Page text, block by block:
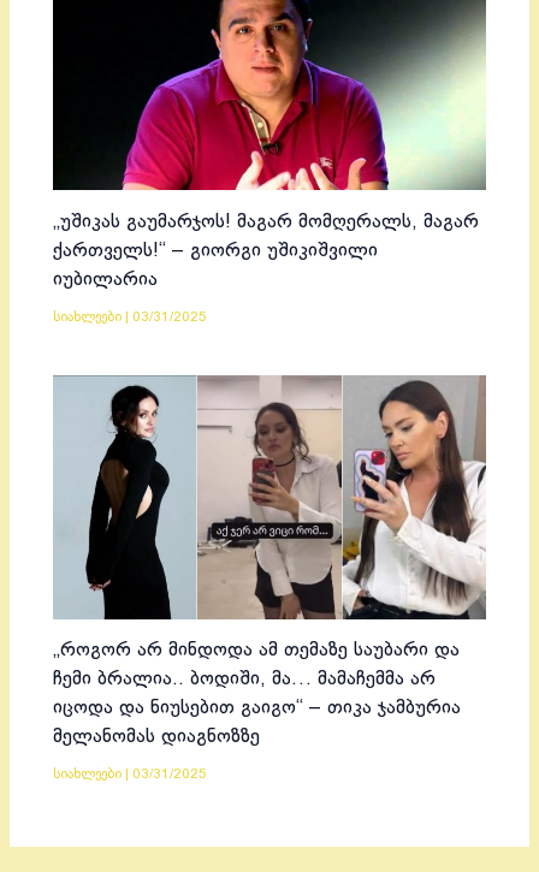
„უშიკას გაუმარჯოს! მაგარ მომღერალს, მაგარ
ქართველს!“ – გიორგი უშიკიშვილი
იუბილარია
სიახლეები 03/31/2025
„როგორ არ მინდოდა ამ თემაზე საუბარი და
ჩემი ბრალია.. ბოდიში, მა… მამაჩემმა არ
იცოდა და ნიუსებით გაიგო“ – თიკა ჯამბურია
მელანომას დიაგნოზზე
სიახლეები 03/31/2025